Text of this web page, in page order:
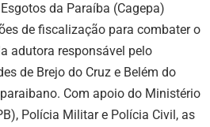
da Paraíba (Cagepa)
de fiscalização para combater o
adutora responsável pelo
de Brejo do Cruz e Belém do
Com apoio do Ministério
Polícia Militar e Polícia Civil, as